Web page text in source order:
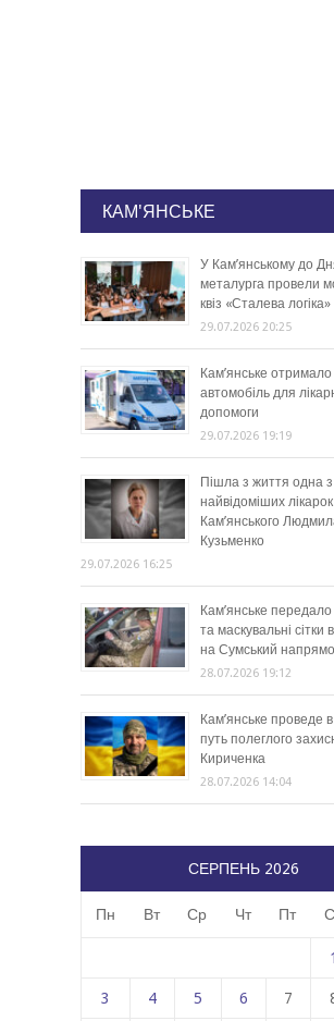
КАМ'ЯНСЬКЕ
У Кам’янському до
металурга провели
квіз «Сталева логіка»
29.07.2026 20:25
Кам’янське
автомобіль для
допомоги
29.07.2026 19:19
Пішла з життя одна з
найвідоміших лікарок
Кам’янського
Кузьменко
29.07.2026 16:25
Кам’янське
та маскувальні сітки
на Сумський
28.07.2026 19:12
Кам’янське проведе
путь полеглого
Кириченка
28.07.2026 14:04
СЕРПЕНЬ 2026
Пн Вт Ср Чт Пт
1
3 4 5 6 7